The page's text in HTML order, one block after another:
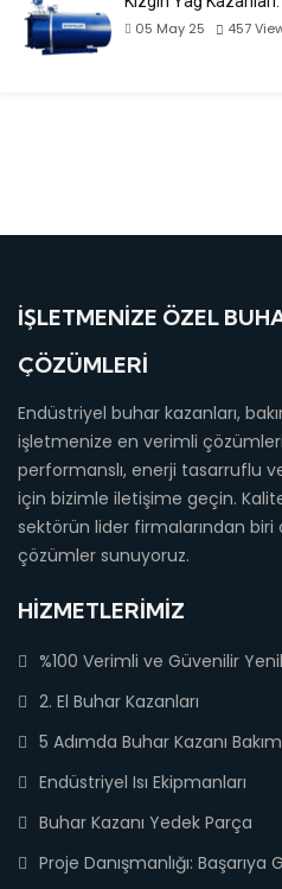
05 May 25
457
İŞLETMENIZE ÖZEL
ÇÖZÜMLERI
Endüstriyel buhar kazanları,
işletmenize en verimli
performanslı, enerji tasarruflu
için bizimle iletişime geçin.
sektörün lider firmalarından biri
çözümler sunuyoruz.
HIZMETLERIMIZ
%100 Verimli ve Güvenilir
2. El Buhar Kazanları
5 Adımda Buhar Kazanı
Endüstriyel Isı Ekipmanları
Buhar Kazanı Yedek Parça
Proje Danışmanlığı: